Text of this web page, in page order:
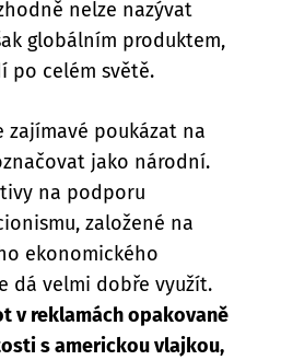
nelze nazývat
globálním produktem,
po celém světě.
poukázat na
jako národní.
na podporu
založené na
ekonomického
dá velmi dobře využít.
v reklamách opakovaně
s americkou vlajkou,